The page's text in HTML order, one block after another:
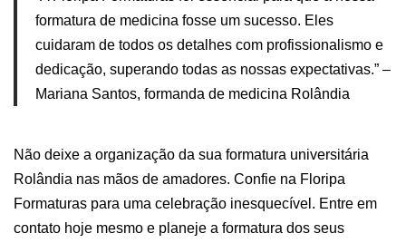
formatura de medicina fosse um sucesso. Eles
cuidaram de todos os detalhes com profissionalismo e
dedicação, superando todas as nossas expectativas.” –
Mariana Santos, formanda de medicina Rolândia
Não deixe a organização da sua formatura universitária
Rolândia nas mãos de amadores. Confie na Floripa
Formaturas para uma celebração inesquecível. Entre em
contato hoje mesmo e planeje a formatura dos seus